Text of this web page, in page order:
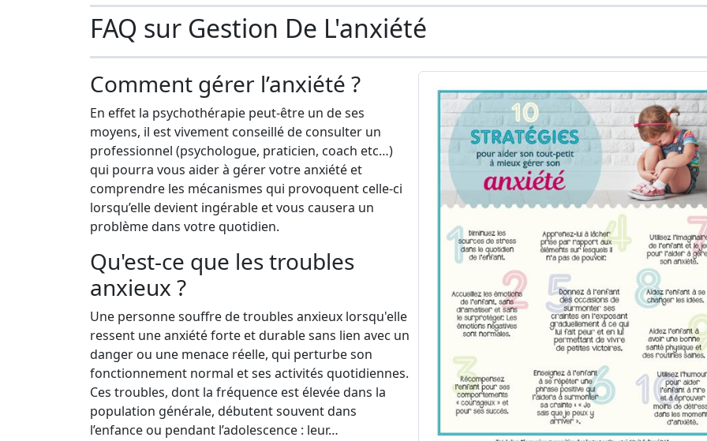
FAQ sur Gestion De L'anxiété
Comment gérer l’anxiété ?
En effet la psychothérapie peut-être un de ses
moyens, il est vivement conseillé de consulter un
professionnel (psychologue, praticien, coach etc…)
qui pourra vous aider à gérer votre anxiété et
comprendre les mécanismes qui provoquent celle-ci
lorsqu’elle devient ingérable et vous causera un
problème dans votre quotidien.
Qu'est-ce que les troubles
anxieux ?
Une personne souffre de troubles anxieux lorsqu'elle
ressent une anxiété forte et durable sans lien avec un
danger ou une menace réelle, qui perturbe son
fonctionnement normal et ses activités quotidiennes.
Ces troubles, dont la fréquence est élevée dans la
population générale, débutent souvent dans
l’enfance ou pendant l’adolescence : leur…